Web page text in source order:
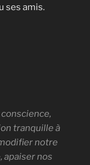
ses amis.
tranquille à
notre
apaiser nos